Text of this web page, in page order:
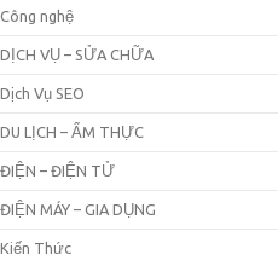
Công nghệ
DỊCH VỤ – SỬA CHỮA
Dịch Vụ SEO
DU LỊCH – ẨM THỰC
ĐIỆN – ĐIỆN TỬ
ĐIỆN MÁY – GIA DỤNG
Kiến Thức